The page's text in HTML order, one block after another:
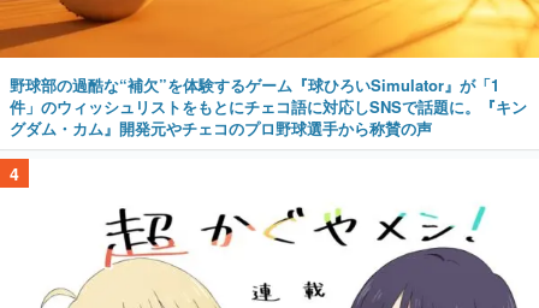
野球部の過酷な“補欠”を体験するゲーム『球ひろいSimulator』が「1
件」のウィッシュリストをもとにチェコ語に対応しSNSで話題に。『キン
グダム・カム』開発元やチェコのプロ野球選手から称賛の声
4